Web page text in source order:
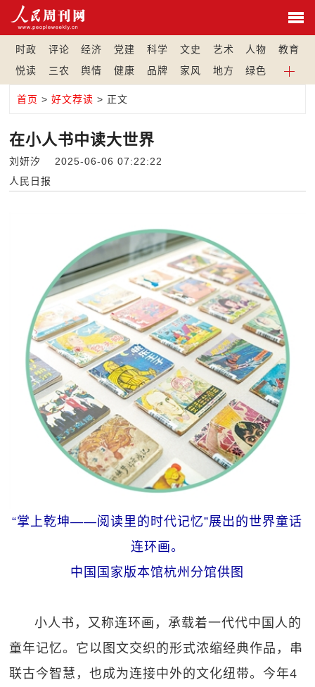
时政 评论 经济 党建 科学 文史 艺术 人物
教育
悦读
三农 舆情 健康 品牌 家风 地方 绿色
首页 >好文荐读 > 正文
在小人书中读大世界
刘妍汐 2025-06-06 07:22:22
人民日报
“掌上乾坤——阅读里的时代记忆”展出的世界童话
连环画。
中国国家版本馆杭州分馆供图
小人书，又称连环画，承载着一代代中国人的
童年记忆。它以图文交织的形式浓缩经典作品，串
联古今智慧，也成为连接中外的文化纽带。今年4